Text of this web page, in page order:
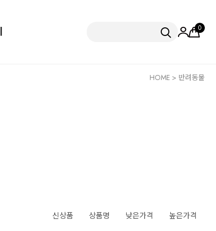
0
HOME > 반려동물
신상품 상품명 낮은가격 높은가격